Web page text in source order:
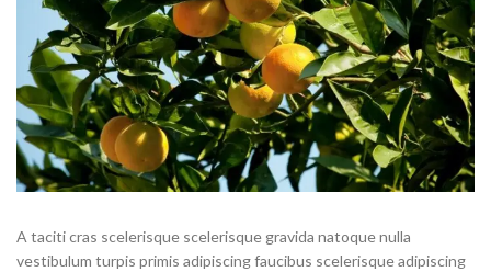
A taciti cras scelerisque scelerisque gravida natoque nulla
vestibulum turpis primis adipiscing faucibus scelerisque adipiscing